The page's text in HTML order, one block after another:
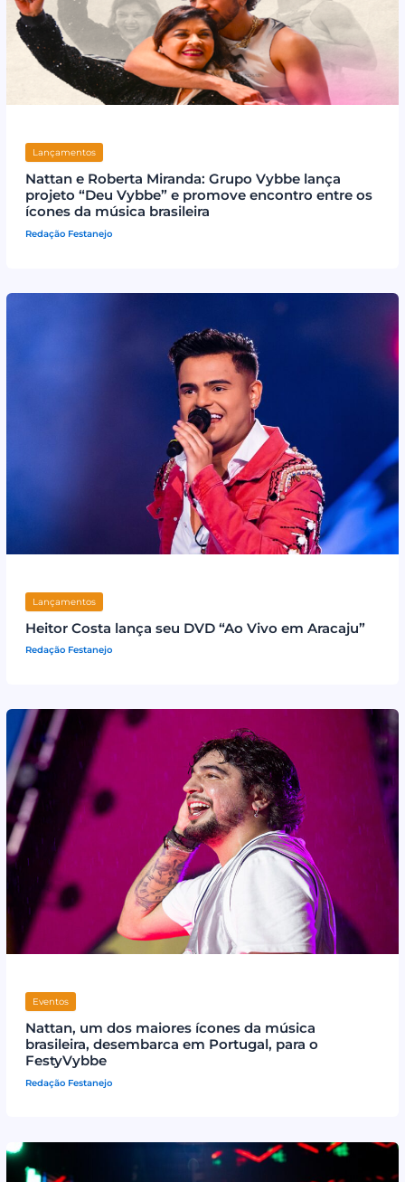
Lançamentos
Nattan e Roberta Miranda: Grupo Vybbe lança
projeto “Deu Vybbe” e promove encontro entre os
ícones da música brasileira
Redação Festanejo
Lançamentos
Heitor Costa lança seu DVD “Ao Vivo em Aracaju”
Redação Festanejo
Eventos
Nattan, um dos maiores ícones da música
brasileira, desembarca em Portugal, para o
FestyVybbe
Redação Festanejo